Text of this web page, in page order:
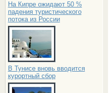
На Кипре ожидают 50 %
падения туристического
потока из России
В Тунисе вновь вводится
курортный сбор